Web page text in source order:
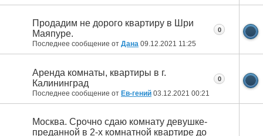
Продадим не дорого квартиру в Шри
Маяпуре.
Последнее сообщение от Дана 09.12.2021 11:25
0
Аренда комнаты, квартиры в г.
Калининград
Последнее сообщение от Ев-гений 03.12.2021 00:21
0
Москва. Срочно сдаю комнату девушке-
преданной в 2-х комнатной квартире до